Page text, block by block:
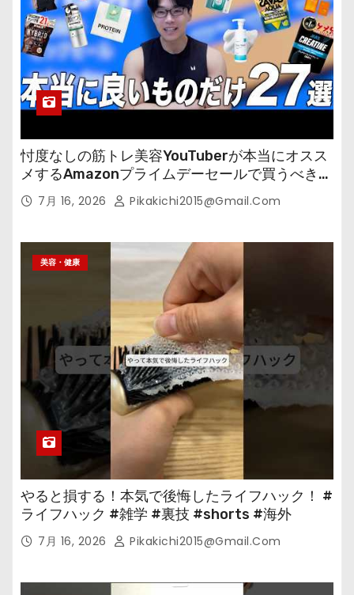
忖度なしの筋トレ美容YouTuberが本当にオスス
メするAmazonプライムデーセールで買うべきも
の 7月 16, 2026 Pikakichi2015@gmail.com
美容・健康
やると損する！本気で後悔したライフハック！ #
ライフハック #雑学 #裏技 #shorts #海外
7月 16, 2026 Pikakichi2015@gmail.com